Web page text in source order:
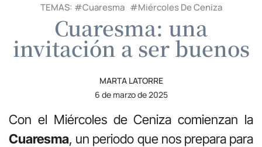
TEMAS: #Cuaresma#Miércoles De Ceniza
Cuaresma: una
invitación a ser buenos
MARTA LATORRE
6 de marzo de 2025
Con el Miércoles de Ceniza comienzan la
Cuaresma, un periodo que nos prepara para